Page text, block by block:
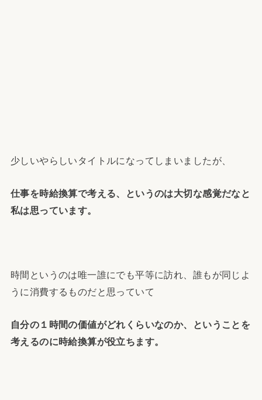
少しいやらしいタイトルになってしまいましたが、
仕事を時給換算で考える、というのは大切な感覚だなと
私は思っています。
時間というのは唯一誰にでも平等に訪れ、誰もが同じよ
うに消費するものだと思っていて
自分の１時間の価値がどれくらいなのか、ということを
考えるのに時給換算が役立ちます。